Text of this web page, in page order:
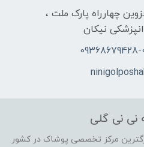
چهارراه پارک ملت ،
نیکان
09368679428-
نی نی گلی
مرکز تخصصی پوشاک در کشور